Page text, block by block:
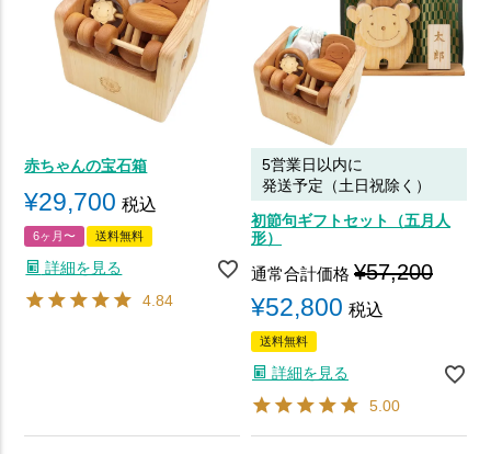
赤ちゃんの宝石箱
¥29,700 税込
6ヶ月〜 送料無料
詳細を見る
4.84
5営業日以内に
発送予定（土日祝除く）
初節句ギフトセット（五月人
形）
通常合計価格 ¥57,200
¥52,800 税込
送料無料
詳細を見る
5.00